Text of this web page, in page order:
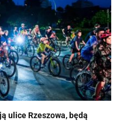
ulice Rzeszowa, będą